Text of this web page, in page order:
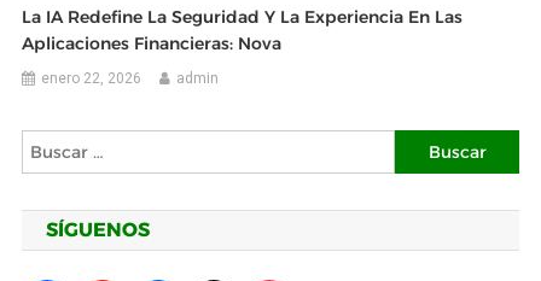
La IA Redefine La Seguridad Y La Experiencia En Las
Aplicaciones Financieras: Nova
enero 22, 2026 admin
Buscar:
SÍGUENOS